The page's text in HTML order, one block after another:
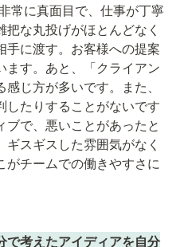
常に真面目で、仕事が丁寧
な丸投げがほとんどなく
手に渡す。お客様への提案
ます。あと、「クライアン
じ方が多いです。また、
したりすることがないです
で、悪いことがあったと
スギスした雰囲気がなく
がチームでの働きやすさに
で考えたアイディアを自分